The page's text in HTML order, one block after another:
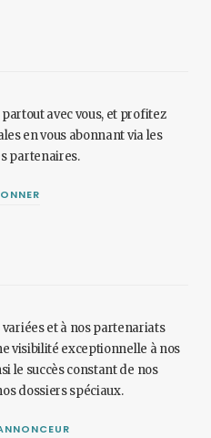
avec vous, et profitez
en vous abonnant via les
partenaires.
et à nos partenariats
visibilité exceptionnelle à nos
le succès constant de nos
dossiers spéciaux.